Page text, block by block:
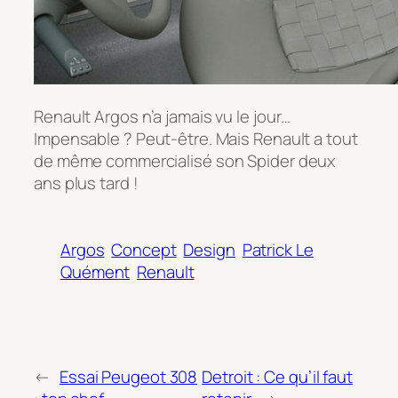
Renault Argos n’a jamais vu le jour…
Impensable ? Peut-être. Mais Renault a tout
de même commercialisé son Spider deux
ans plus tard !
Argos Concept Design Patrick Le
Quément Renault
← Essai Peugeot 308 Detroit : Ce qu’il faut